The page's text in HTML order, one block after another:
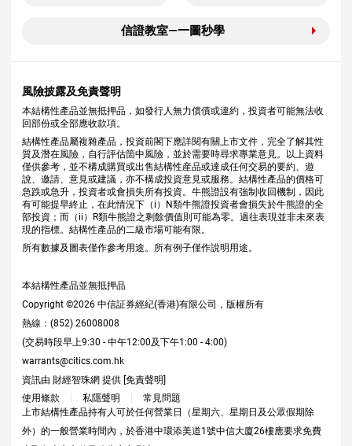
信證教室—一圖秒學
風險披露及免責聲明
本結構性產品並無抵押品，如發行人無力償債或違約，投資者可能無法收
回部份或全部應收款項。
結構性產品屬複雜產品，投資前閣下應詳閱有關上市文件，完全了解其性
質及潛在風險，自行評估箇中風險，並於需要時尋求專業意見。以上資料
僅供參考，並不構成購買或出售結構性産品或達成任何交易的要約、遊
說、邀請、意見或建議，亦不構成投資意見或服務。結構性產品的價格可
急跌或急升，投資者或會損失所有投資。牛熊證設有強制收回機制，因此
有可能提早終止，在此情況下（i）N類牛熊證投資者會損失於牛熊證的全
部投資；而（ii）R類牛熊證之剩餘價值則可能為零。過往表現並非未來表
現的指標。結構性產品的二級市場可能有限。
所有數據及圖表僅作參考用途。所有例子僅作說明用途。
本結構性產品並無抵押品
Copyright ©2026 中信証券經紀(香港)有限公司，版權所有
熱線：(852) 26008008
(交易時段早上9:30 - 中午12:00及下午1:00 - 4:00)
warrants@citics.com.hk
資訊由 財經智珠網 提供 [免責聲明]
使用條款
私隱聲明
常見問題
上市結構性產品持有人可於任何營業日（星期六、星期日及公眾假期除
外）的一般營業時間內，於香港中環添美道1號中信大廈26樓應要求免費